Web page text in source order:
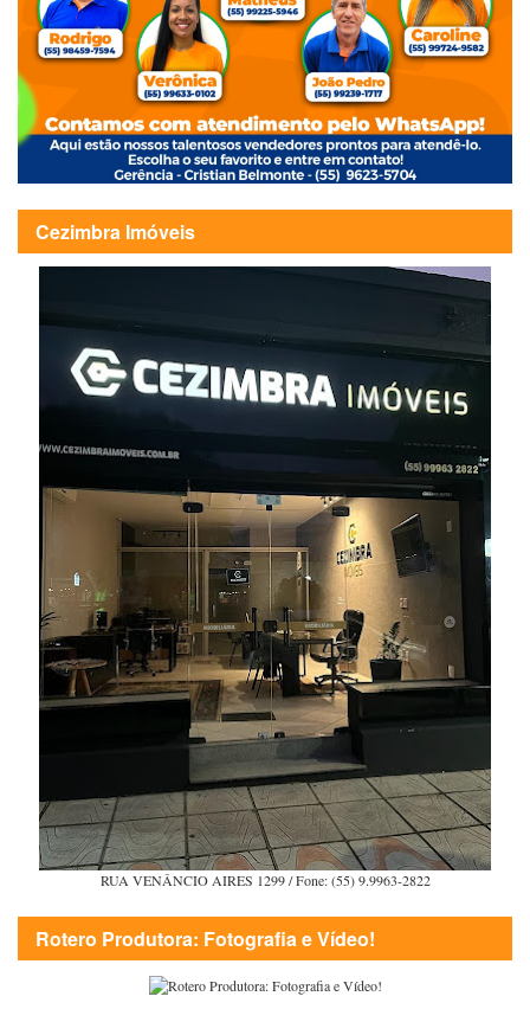
Cezimbra Imóveis
RUA VENÂNCIO AIRES 1299 / Fone: (55) 9.9963-2822
Rotero Produtora: Fotografia e Vídeo!